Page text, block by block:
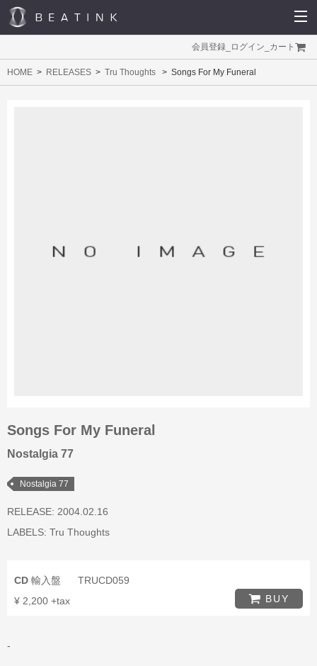
会員登録 ログイン カート
HOME RELEASES Tru Thoughts Songs For My Funeral
Songs For My Funeral
Nostalgia 77
Nostalgia 77
RELEASE: 2004.02.16
LABELS: Tru Thoughts
CD 輸入盤
TRUCD059
¥ 2,200 +tax
BUY
-